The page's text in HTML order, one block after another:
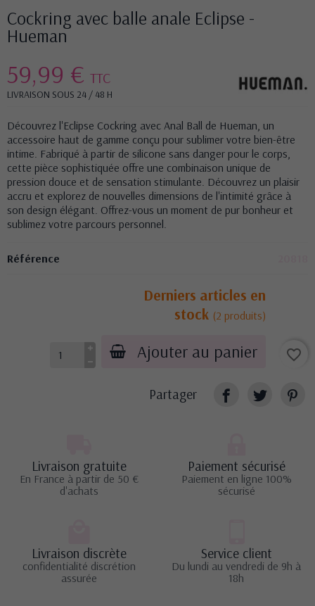
Cockring avec balle anale Eclipse -
Hueman
59,99 € TTC
LIVRAISON SOUS 24 / 48 H
Découvrez l'Eclipse Cockring avec Anal Ball de Hueman, un
accessoire haut de gamme conçu pour sublimer votre bien-être
intime. Fabriqué à partir de silicone sans danger pour le corps,
cette pièce sophistiquée offre une combinaison unique de
pression douce et de sensation stimulante. Découvrez un plaisir
accru et explorez de nouvelles dimensions de l'intimité grâce à
son design élégant. Offrez-vous un moment de pur bonheur et
sublimez votre parcours personnel.
Référence
Derniers articles en
stock (2 produits)
Ajouter au panier favorite_border
Partager
Livraison gratuite
En France à partir de 50 €
d'achats
Paiement sécurisé
Paiement en ligne 100%
sécurisé
Livraison discrète
confidentialité discrétion
assurée
Service client
Du lundi au vendredi de 9h à
18h